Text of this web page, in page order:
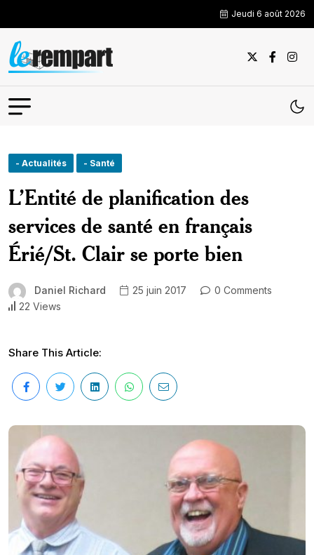
Jeudi 6 août 2026
- Actualités - Santé
L’Entité de planification des
services de santé en français
Érié/St. Clair se porte bien
Daniel Richard 25 juin 2017
0 Comments
22 Views
Share This Article: